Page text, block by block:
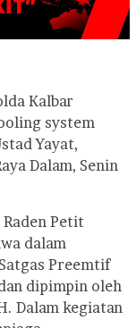
Kalbar
system
Yayat,
Dalam, Senin
Raden Petit
dalam
Preemtif
dipimpin oleh
Dalam kegiatan